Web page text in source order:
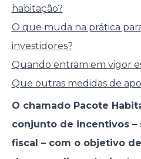
habitação?
O que muda na prática
investidores?
Quando entram em vigor
Que outras medidas de
O chamado Pacote
conjunto de incentivos
fiscal – com o objetivo